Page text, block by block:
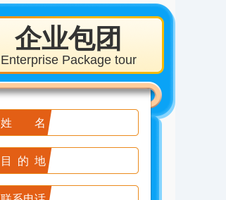
企业包团
Enterprise Package tour
姓名
目的地